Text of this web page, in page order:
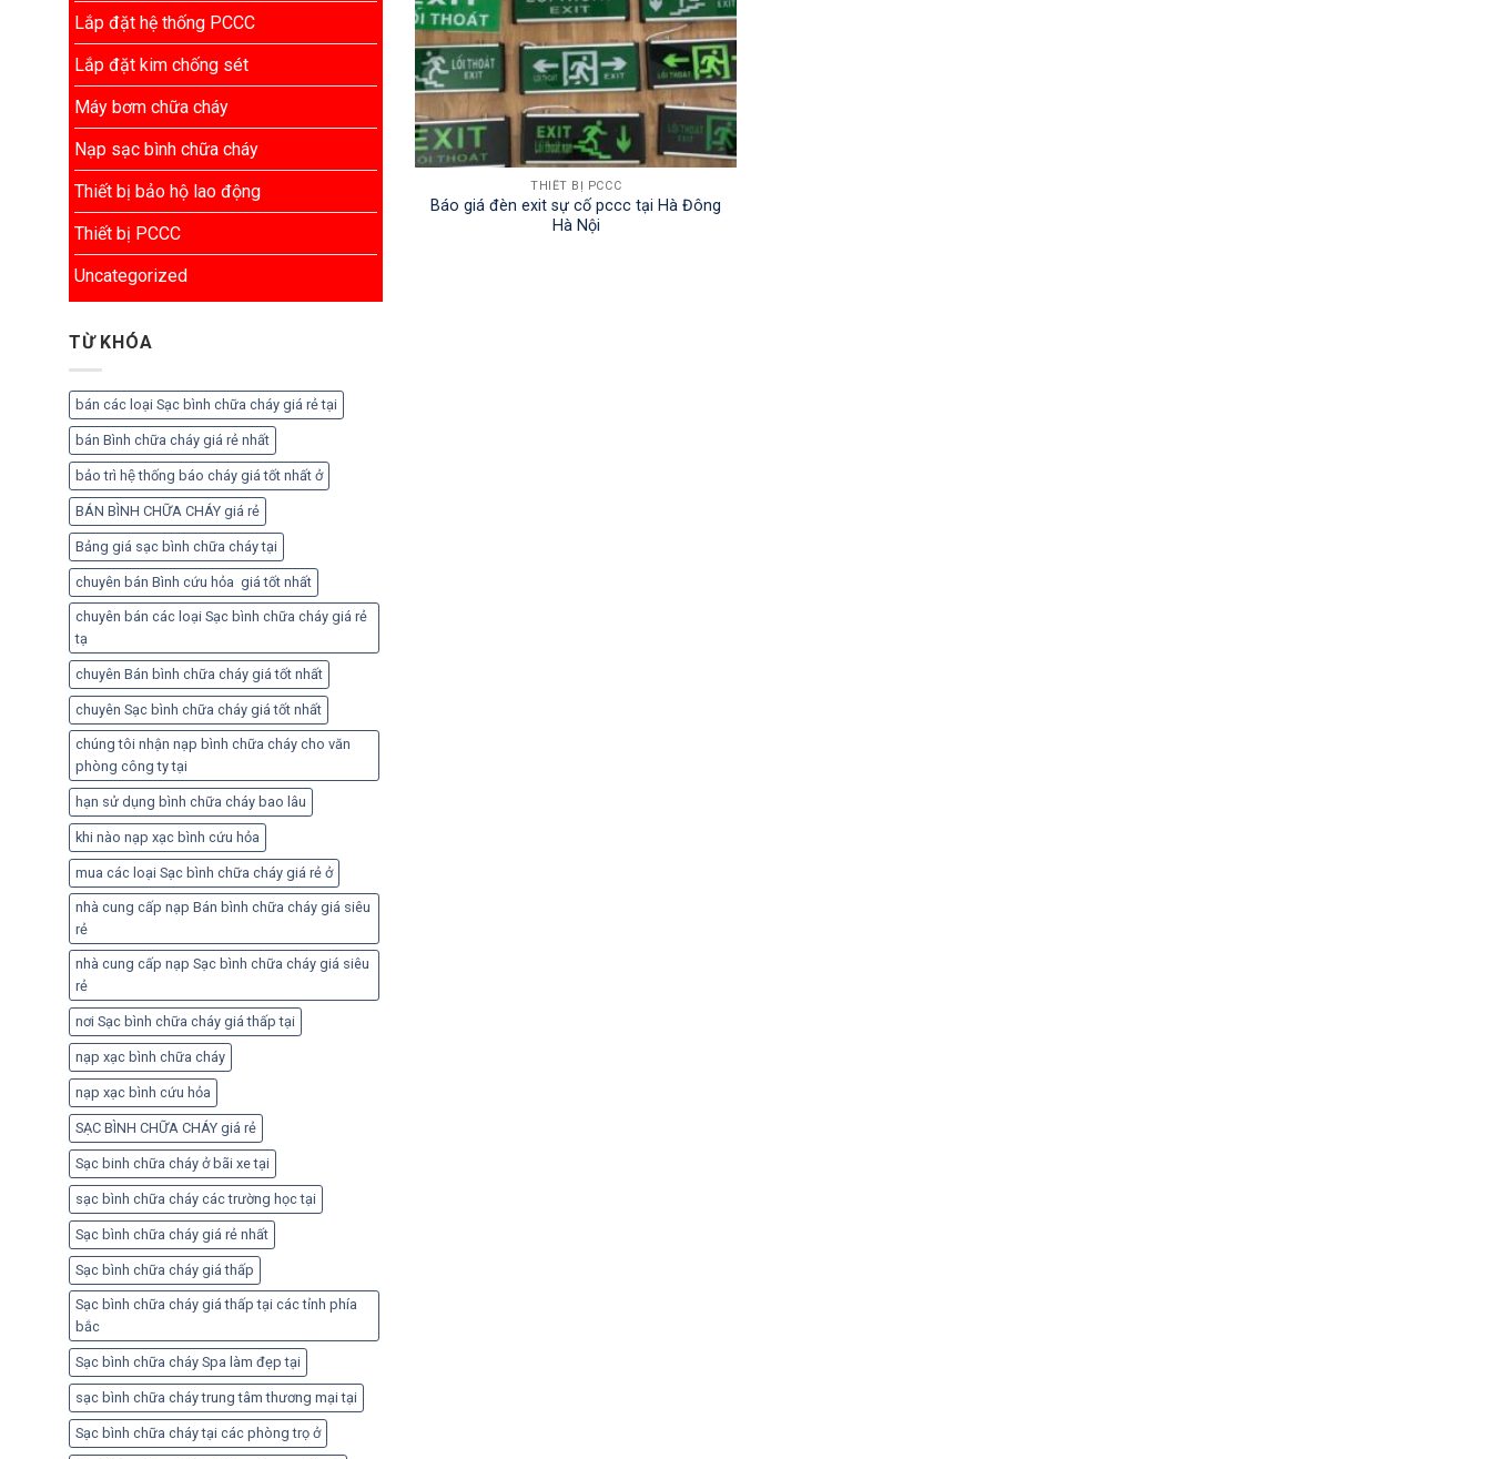
Lắp đặt hệ thống PCCC
Lắp đặt kim chống sét
Máy bơm chữa cháy
Nạp sạc bình chữa cháy
Thiết bị bảo hộ lao động
Thiết bị PCCC
Uncategorized
TỪ KHÓA
bán các loại Sạc bình chữa cháy giá rẻ tại
bán Bình chữa cháy giá rẻ nhất
bảo trì hệ thống báo cháy giá tốt nhất ở
BÁN BÌNH CHỮA CHÁY giá rẻ
Bảng giá sạc bình chữa cháy tại
chuyên bán Bình cứu hỏa giá tốt nhất
chuyên bán các loại Sạc bình chữa cháy giá rẻ
tạ
chuyên Bán bình chữa cháy giá tốt nhất
chuyên Sạc bình chữa cháy giá tốt nhất
chúng tôi nhận nạp bình chữa cháy cho văn
phòng công ty tại
hạn sử dụng bình chữa cháy bao lâu
khi nào nạp xạc bình cứu hỏa
mua các loại Sạc bình chữa cháy giá rẻ ở
nhà cung cấp nạp Bán bình chữa cháy giá siêu
rẻ
nhà cung cấp nạp Sạc bình chữa cháy giá siêu
rẻ
nơi Sạc bình chữa cháy giá thấp tại
nạp xạc bình chữa cháy
nạp xạc bình cứu hỏa
SẠC BÌNH CHỮA CHÁY giá rẻ
Sạc binh chữa cháy ở bãi xe tại
sạc bình chữa cháy các trường học tại
Sạc bình chữa cháy giá rẻ nhất
Sạc bình chữa cháy giá thấp
Sạc bình chữa cháy giá thấp tại các tỉnh phía
bắc
Sạc bình chữa cháy Spa làm đẹp tại
sạc bình chữa cháy trung tâm thương mại tại
Sạc bình chữa cháy tại các phòng trọ ở
THIẾT BỊ PCCC
Báo giá đèn exit sự cố pccc tại Hà Đông
Hà Nội